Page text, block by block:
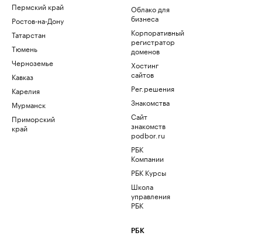
Пермский край
Ростов-на-Дону
Татарстан
Тюмень
Черноземье
Кавказ
Карелия
Мурманск
Приморский
край
Облако для
бизнеса
Корпоративный
регистратор
доменов
Хостинг
сайтов
Рег.решения
Знакомства
Сайт
знакомств
podbor.ru
РБК
Компании
РБК Курсы
Школа
управления
РБК
РБК